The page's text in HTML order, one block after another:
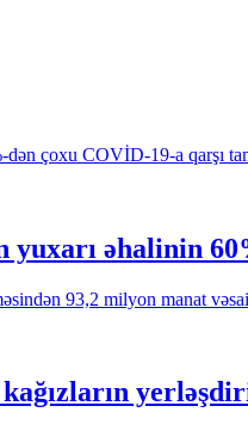
əhalinin